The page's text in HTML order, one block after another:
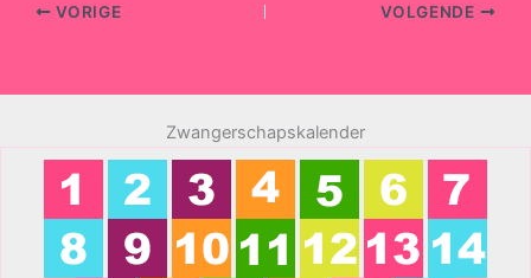
VORIGE VOLGENDE
Zwangerschapskalender